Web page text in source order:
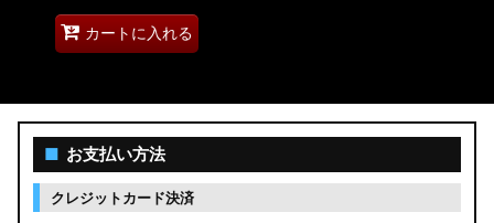
カートに入れる
■ お支払い方法
クレジットカード決済